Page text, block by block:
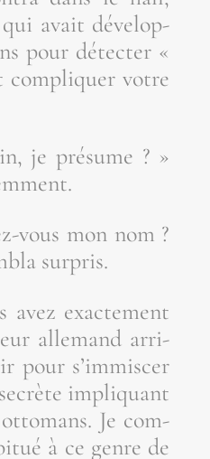
avait déve­lop­
pour détec­ter «
com­pli­quer votre
je pré­sume ? »
vous mon nom ?
surpris.
avez exac­te­ment
alle­mand arri­
pour s’im­mis­cer
impli­quant
otto­mans. Je com­
à ce genre de